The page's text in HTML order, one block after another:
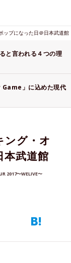
ップになった日＠日本武道館
と言われる４つの理
Game」に込めた現代
ング・オ
武道館
2017〜WELIVE〜